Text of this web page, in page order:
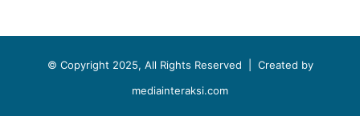
© Copyright 2025, All Rights Reserved | Created by
mediainteraksi.com